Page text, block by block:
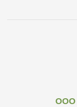
ООО